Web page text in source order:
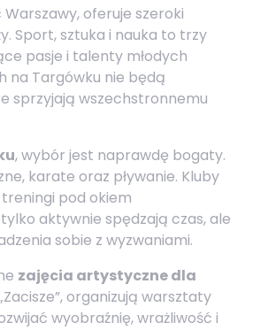
oferuje szeroki
Sport, sztuka i nauka to trzy
pasje i talenty młodych
na Targówku nie będą
sprzyjają wszechstronnemu
, wybór jest naprawdę bogaty.
karate oraz pływanie. Kluby
pod okiem
aktywnie spędzają czas, ale
sobie z wyzwaniami.
zajęcia artystyczne dla
organizują warsztaty
wyobraźnię, wrażliwość i